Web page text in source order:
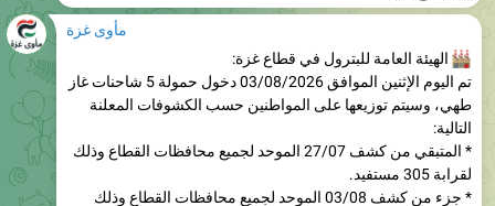
الهيئة العامة للبترول في قطاع غزة:
تم اليوم الإثنين الموافق 03/08/2026 دخول حمولة 5 شاحنات غاز
طهي، وسيتم توزيعها على المواطنين حسب الكشوفات المعلنة
التالية:
* المتبقي من كشف 27/07 الموحد لجميع محافظات القطاع وذلك
لقرابة 305 مستفيد.
* جزء من كشف 03/08 الموحد لجميع محافظات القطاع وذلك
لقرابة 10976 مستفيد.
ليصبح مجموع المستفيدين لهذا اليوم قرابة 11281 مستفيد.